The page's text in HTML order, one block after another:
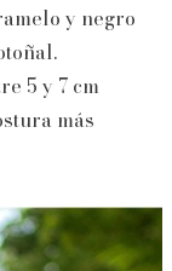
y negro
5 y 7 cm
más